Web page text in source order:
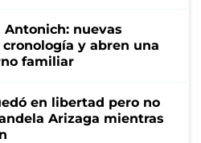
nuevas
y abren una
familiar
en libertad pero no
Arizaga mientras